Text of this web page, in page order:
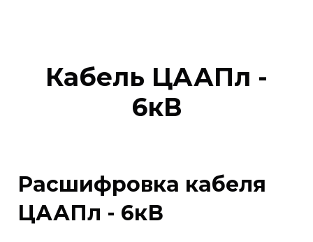
Кабель ЦААПл -
6кВ
Расшифровка кабеля
ЦААПл - 6кВ